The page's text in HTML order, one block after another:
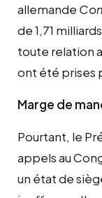
allemande
de 1,71
toute relation
ont été prises
Marge de
Pourtant, le
appels au
un état de